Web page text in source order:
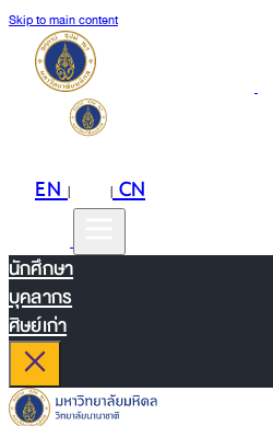
Skip to main content
EN| |CN
นักศึกษา
บุคลากร
ศิษย์เก่า